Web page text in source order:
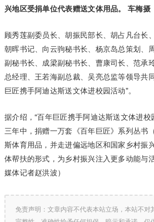
兴地区受捐单位代表赠送文体用品。 车梅摄
顾秀莲副委员长、胡振民部长、胡占凡台长
朝晖书记、向云驹秘书长、杨京岛总策划、
副秘书长、成梁副秘书长、曹康司长、范承
总经理、王若海副总裁、吴亮总监等领导共
巨匠携手阿迪达斯送文体进校园活动”。
据介绍，“百年巨匠携手阿迪达斯送文体进校
三年中，捐赠一万套《百年巨匠》系列丛书
斯体育用品，并走进偏远地区和国家乡村振
体帮扶的形式，为乡村振兴注入更多动能与
媒体记者赵洪波）
免责声明：文章内容不代表本站立场，本站不对